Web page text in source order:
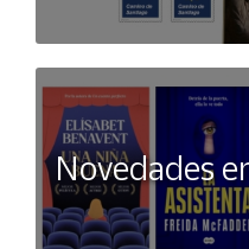
Novedades